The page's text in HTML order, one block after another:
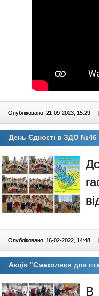
Опубліковано: 21-09-2023, 15:29 |
День Єдності в ЗДО №46
Опубліковано: 16-02-2022, 14:48 |
Акція "Смаколики для
В